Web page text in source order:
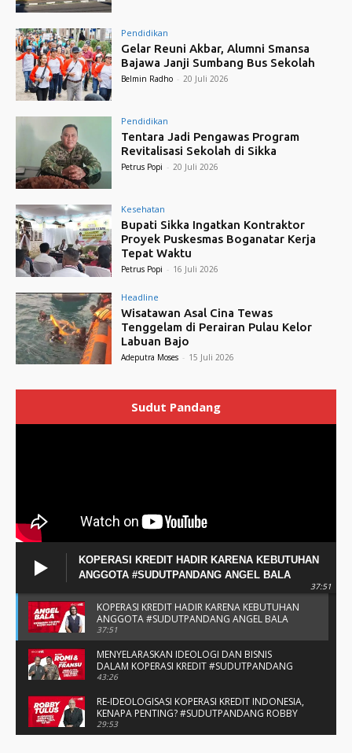
Pendidikan
Gelar Reuni Akbar, Alumni Smansa
Bajawa Janji Sumbang Bus Sekolah
Belmin Radho - 20 Juli 2026
Pendidikan
Tentara Jadi Pengawas Program
Revitalisasi Sekolah di Sikka
Petrus Popi - 20 Juli 2026
Kesehatan
Bupati Sikka Ingatkan Kontraktor
Proyek Puskesmas Boganatar Kerja
Tepat Waktu
Petrus Popi - 16 Juli 2026
Headline
Wisatawan Asal Cina Tewas
Tenggelam di Perairan Pulau Kelor
Labuan Bajo
Adeputra Moses - 15 Juli 2026
Sudut Pandang
KOPERASI KREDIT HADIR KARENA KEBUTUHAN
ANGGOTA #SUDUTPANDANG ANGEL BALA
37:51
KOPERASI KREDIT HADIR KARENA KEBUTUHAN
ANGGOTA #SUDUTPANDANG ANGEL BALA
37:51
MENYELARASKAN IDEOLOGI DAN BISNIS
DALAM KOPERASI KREDIT #SUDUTPANDANG
BAPAK ROMI & BAPAK FRANSU
43:26
RE-IDEOLOGISASI KOPERASI KREDIT INDONESIA,
KENAPA PENTING? #SUDUTPANDANG ROBBY
TULUS
29:53